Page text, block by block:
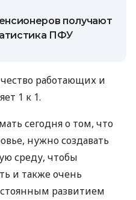
получают
ПФУ
работающих и
1 к 1.
сегодня о том, что
нужно создавать
среду, чтобы
и также очень
развитием